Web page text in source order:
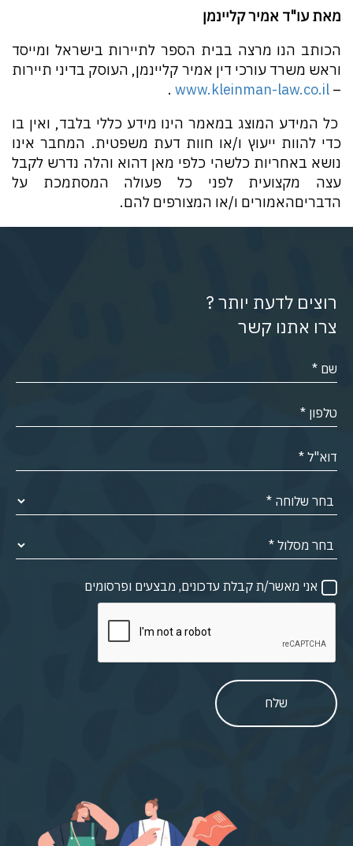
מאת עו"ד אמיר קליינמן
הכותב הנו מרצה בבית הספר לתיירות בישראל ומייסד
וראש משרד עורכי דין אמיר קליינמן, העוסק בדיני תיירות
–
www.kleinman-law.co.il
.
כל המידע המוצג במאמר הינו מידע כללי בלבד, ואין בו
כדי להוות ייעוץ ו/או חוות דעת משפטית. המחבר אינו
נושא באחריות כלשהי כלפי מאן דהוא והלה נדרש לקבל
עצה מקצועית לפני כל פעולה המסתמכת על
הדבריםהאמורים ו/או המצורפים להם.
רוצים לדעת יותר ?
צרו אתנו קשר
אני מאשר/ת קבלת עדכונים, מבצעים ופרסומים
שלח